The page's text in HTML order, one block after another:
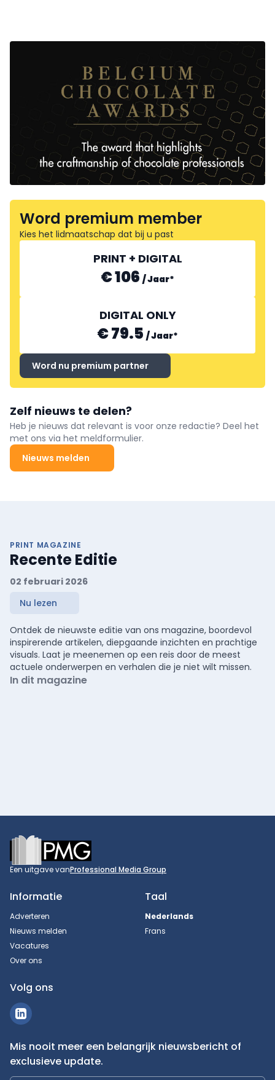
Word premium member
Kies het lidmaatschap dat bij u past
PRINT + DIGITAL
€ 106 /Jaar*
DIGITAL ONLY
€ 79.5 /Jaar*
Word nu premium partner
Zelf nieuws te delen?
Heb je nieuws dat relevant is voor onze redactie? Deel het
met ons via het meldformulier.
Nieuws melden
PRINT MAGAZINE
Recente Editie
02 februari 2026
Nu lezen
Ontdek de nieuwste editie van ons magazine, boordevol
inspirerende artikelen, diepgaande inzichten en prachtige
visuals. Laat je meenemen op een reis door de meest
actuele onderwerpen en verhalen die je niet wilt missen.
In dit magazine
Footer
Een uitgave vanProfessional Media Group
Informatie
Adverteren
Nieuws melden
Vacatures
Over ons
Taal
Nederlands
Frans
Volg ons
Mis nooit meer een belangrijk nieuwsbericht of
exclusieve update.